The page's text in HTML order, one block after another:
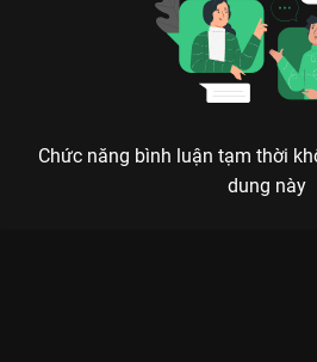
Chức năng bình luận tạm thời
dung này